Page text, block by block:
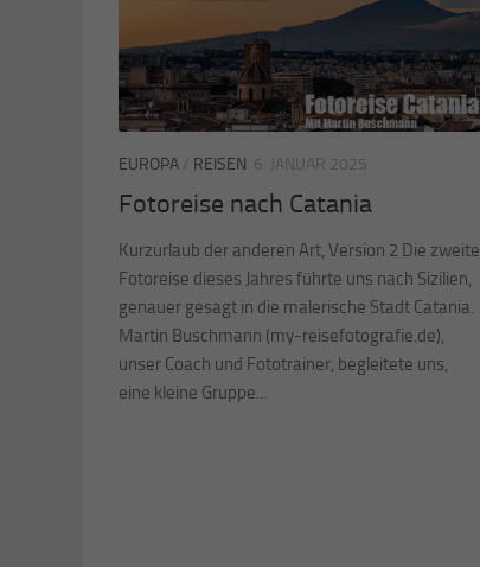
EUROPA / REISEN 6. JANUAR 2025
Fotoreise nach Catania
Kurzurlaub der anderen Art, Version 2 Die zweite
Fotoreise dieses Jahres führte uns nach Sizilien,
genauer gesagt in die malerische Stadt Catania.
Martin Buschmann (my-reisefotografie.de),
unser Coach und Fototrainer, begleitete uns,
eine kleine Gruppe...